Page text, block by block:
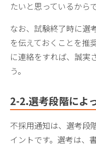
たいと思っているからで
なお、試験終了時に選
を伝えておくことを推
に連絡をすれば、誠実
う。
2-2.選考段階によ
不採用通知は、選考段
イントです。選考は、